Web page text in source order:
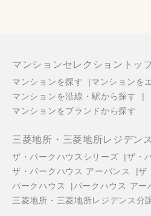
マンションセレクショントッ
マンションを探す
マンションを
マンションを沿線・駅から探す
マンションをブランドから探す
三菱地所・三菱地所レジデンス
ザ・パークハウスシリーズ
ザ・
ザ・パークハウス アーバンス
ザ
パークハウス
パークハウス アー
三菱地所・三菱地所レジデンス分